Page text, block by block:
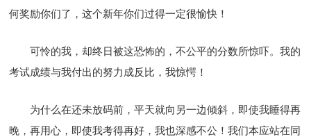
何奖励你们了，这个新年你们过得一定很愉快！
可怜的我，却终日被这恐怖的，不公平的分数所惊吓。我的
考试成绩与我付出的努力成反比，我惊愕！
为什么在还未放码前，平天就向另一边倾斜，即使我睡得再
晚，再用心，即使我考得再好，我也深感不公！我们本应站在同